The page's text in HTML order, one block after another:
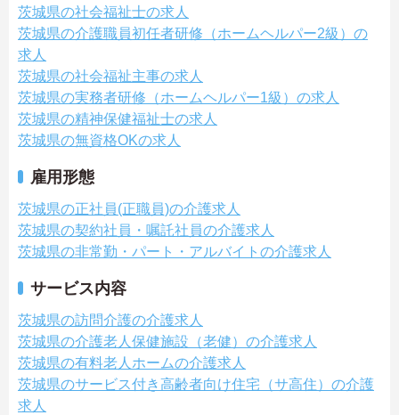
茨城県の社会福祉士の求人
茨城県の介護職員初任者研修（ホームヘルパー2級）の
求人
茨城県の社会福祉主事の求人
茨城県の実務者研修（ホームヘルパー1級）の求人
茨城県の精神保健福祉士の求人
茨城県の無資格OKの求人
雇用形態
茨城県の正社員(正職員)の介護求人
茨城県の契約社員・嘱託社員の介護求人
茨城県の非常勤・パート・アルバイトの介護求人
サービス内容
茨城県の訪問介護の介護求人
茨城県の介護老人保健施設（老健）の介護求人
茨城県の有料老人ホームの介護求人
茨城県のサービス付き高齢者向け住宅（サ高住）の介護
求人